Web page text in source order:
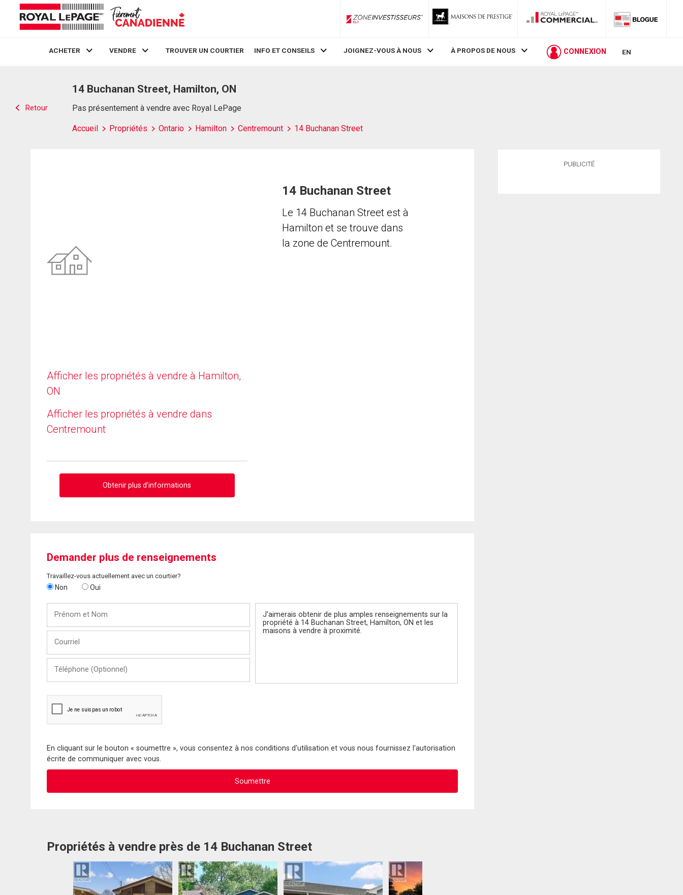
ZoneInvestisseurs RLP
ACHETER VENDRE TROUVER UN COURTIER INFO ET CONSEILS JOIGNEZ-VOUS À NOUS À PROPOS DE NOUS CONNEXION EN
Retour
14 Buchanan Street, Hamilton, ON
Pas présentement à vendre avec Royal LePage
Accueil Propriétés Ontario Hamilton Centremount 14 Buchanan Street
Afficher les propriétés à vendre à Hamilton,
ON
Afficher les propriétés à vendre dans
Centremount
Obtenir plus d'informations
14 Buchanan Street
Le 14 Buchanan Street est à
Hamilton et se trouve dans
la zone de Centremount.
Demander plus de renseignements
Travaillez-vous actuellement avec un courtier?
Non Oui
Nom
(Optionnel)
En cliquant sur le bouton « soumettre », vous consentez à nos conditions d'utilisation et vous nous fournissez l'autorisation
écrite de communiquer avec vous.
Propriétés à vendre près de 14 Buchanan Street
PUBLICITÉ